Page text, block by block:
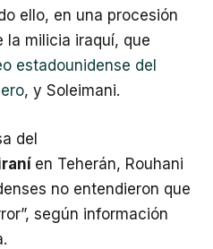
ello, en una procesión
la milicia iraquí, que
estadounidense del
, y Soleimani.
del
en Teherán, Rouhani
no entendieron que
según información